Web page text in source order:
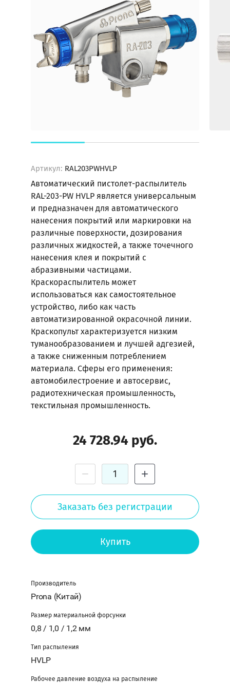
ФИЛЬТРЫ
ПОТОЛОЧНЫЕ
ФИЛЬТРУЮЩИЕ
МАТЕРИАЛЫ
АГРЕГАТЫ
АКСЕССУАРЫ
КОМПЛЕКТУЮЩИЕ
МАТЕРИАЛА
ВИСКОЗИМЕТРЫ
Как
сделать
заказ?
Способы
оплаты
Отправить
запрос
Контакты
Центр
загрузок
Новости
Служба
поддержки
Техническая
информация
Пользовательское
соглашение
конфиденциальности
Назад
Вход
в
Логин
или
mail:
Пароль:
Артикул: RAL203PWHVLP
Автоматический пистолет-распылитель
RAL-203-PW HVLP является универсальным
и предназначен для автоматического
нанесения покрытий или маркировки на
различные поверхности, дозирования
различных жидкостей, а также точечного
нанесения клея и покрытий с
абразивными частицами.
Краскораспылитель может
использоваться как самостоятельное
устройство, либо как часть
автоматизированной окрасочной линии.
Краскопульт характеризуется низким
туманообразованием и лучшей адгезией,
а также сниженным потреблением
материала. Сферы его применения:
автомобилестроение и автосервис,
радиотехническая промышленность,
текстильная промышленность.
24 728.94 руб.
− +
Заказать без регистрации
Купить
Производитель
Prona (Китай)
Размер материальной форсунки
0,8 / 1,0 / 1,2 мм
Тип распыления
HVLP
Рабочее давление воздуха на распыление